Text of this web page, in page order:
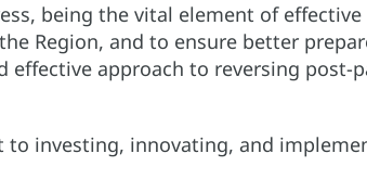
being the vital element of
Region, and to ensure better
effective approach to reversing
investing, innovating, and